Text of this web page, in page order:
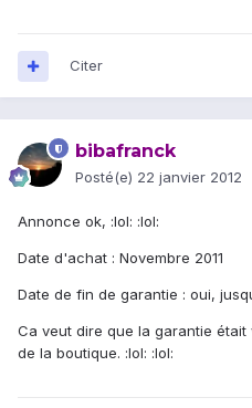
Citer
bibafranck
Posté(e) 22 janvier 2012
Annonce ok, :lol: :lol:
Date d'achat : Novembre 2011
Date de fin de garantie : oui,
Ca veut dire que la garantie
de la boutique. :lol: :lol: